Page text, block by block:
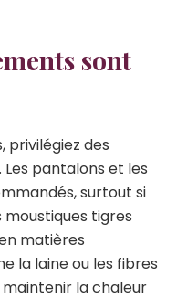
sont
privilégiez des
pantalons et les
surtout si
moustiques tigres
matières
la laine ou les fibres
la chaleur